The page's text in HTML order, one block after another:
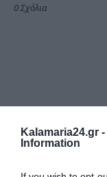
Kalamaria24.gr -
Information
0 Σχόλια